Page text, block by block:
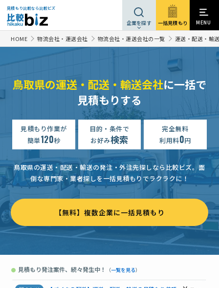
見積もり比較なら比較ビズ
企業を探す 一括見積もり MENU
HOME 物流会社・運送会社 物流会社・運送会社の一覧 運送・配送・輸
鳥取県の運送・配送・輸送会社に一括で
見積もりする
見積もり作業が
簡単120秒
目的・条件で
お好み検索
完全無料
利用料0円
鳥取県の運送・配送・輸送の発注・外注先探しなら比較ビズ。面
倒な専門家・業者探しを一括見積もりでラクラクに！
【無料】複数企業に一括見積もり
● 見積もり発注案件、続々発生中！ （一覧を見る）
【混載便】【鳥取から大阪までトラクターの運送】運送・配送・輸送の見積もり依頼
【バイクの配送】運送・配送・輸送の見積もり依頼
【農機具の搬送依頼・鳥取県から長野県へ】運送・配送・輸送の見積もり依頼
運送・配送・輸送の見積もり依頼 相談して決めたい
鳥取→大阪・芝刈り機の輸送見積もり依頼 予算上限なし 鳥
プレジャーボート陸送（香川→鳥取）依頼 30万円まで
【長野県から鳥取県東伯郡琴浦町までコンバインの輸送費】の見積もり依頼
【農機具の配送・鳥取県→栃木県へ】運送・配送・輸送の見積もり依頼
運送・配送の見積もり依頼 鳥取県
【プレジャーボート・和船】運送の見積もり依頼 15万円まで
【混載便】【鳥取から大阪までトラクターの運送】運送・配送・輸送の見積もり依頼